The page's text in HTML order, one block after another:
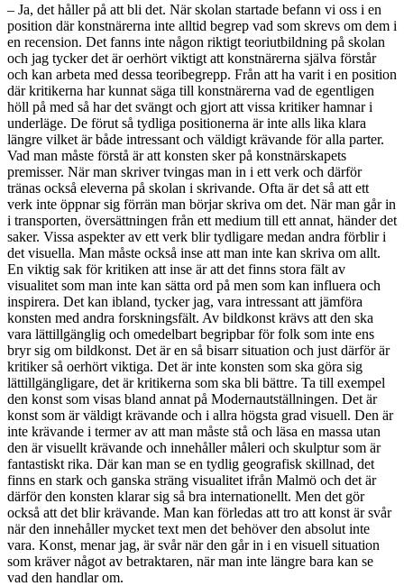
– Ja, det håller på att bli det. När skolan startade befann vi oss i en
position där konstnärerna inte alltid begrep vad som skrevs om dem i
en recension. Det fanns inte någon riktigt teoriutbildning på skolan
och jag tycker det är oerhört viktigt att konstnärerna själva förstår
och kan arbeta med dessa teoribegrepp. Från att ha varit i en position
där kritikerna har kunnat säga till konstnärerna vad de egentligen
höll på med så har det svängt och gjort att vissa kritiker hamnar i
underläge. De förut så tydliga positionerna är inte alls lika klara
längre vilket är både intressant och väldigt krävande för alla parter.
Vad man måste förstå är att konsten sker på konstnärskapets
premisser. När man skriver tvingas man in i ett verk och därför
tränas också eleverna på skolan i skrivande. Ofta är det så att ett
verk inte öppnar sig förrän man börjar skriva om det. När man går in
i transporten, översättningen från ett medium till ett annat, händer det
saker. Vissa aspekter av ett verk blir tydligare medan andra förblir i
det visuella. Man måste också inse att man inte kan skriva om allt.
En viktig sak för kritiken att inse är att det finns stora fält av
visualitet som man inte kan sätta ord på men som kan influera och
inspirera. Det kan ibland, tycker jag, vara intressant att jämföra
konsten med andra forskningsfält. Av bildkonst krävs att den ska
vara lättillgänglig och omedelbart begripbar för folk som inte ens
bryr sig om bildkonst. Det är en så bisarr situation och just därför är
kritiker så oerhört viktiga. Det är inte konsten som ska göra sig
lättillgängligare, det är kritikerna som ska bli bättre. Ta till exempel
den konst som visas bland annat på Modernautställningen. Det är
konst som är väldigt krävande och i allra högsta grad visuell. Den är
inte krävande i termer av att man måste stå och läsa en massa utan
den är visuellt krävande och innehåller måleri och skulptur som är
fantastiskt rika. Där kan man se en tydlig geografisk skillnad, det
finns en stark och ganska sträng visualitet ifrån Malmö och det är
därför den konsten klarar sig så bra internationellt. Men det gör
också att det blir krävande. Man kan förledas att tro att konst är svår
när den innehåller mycket text men det behöver den absolut inte
vara. Konst, menar jag, är svår när den går in i en visuell situation
som kräver något av betraktaren, när man inte längre bara kan se
vad den handlar om.